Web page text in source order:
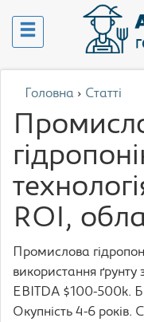
Головна › Статті
ROI,
Промислова
використання
EBITDA $100-500k.
Окупність 4-6 років.